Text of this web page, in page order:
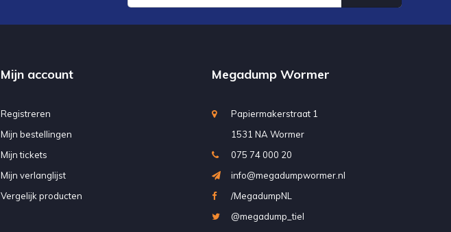
Mijn account
Registreren
Mijn bestellingen
Mijn tickets
Mijn verlanglijst
Vergelijk producten
Megadump Wormer
Papiermakerstraat 1
1531 NA Wormer
075 74 000 20
info@megadumpwormer.nl
/MegadumpNL
@megadump_tiel